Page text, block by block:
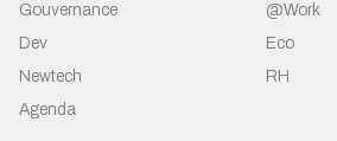
Gouvernance
@Work
Dev
Eco
Newtech
RH
Agenda